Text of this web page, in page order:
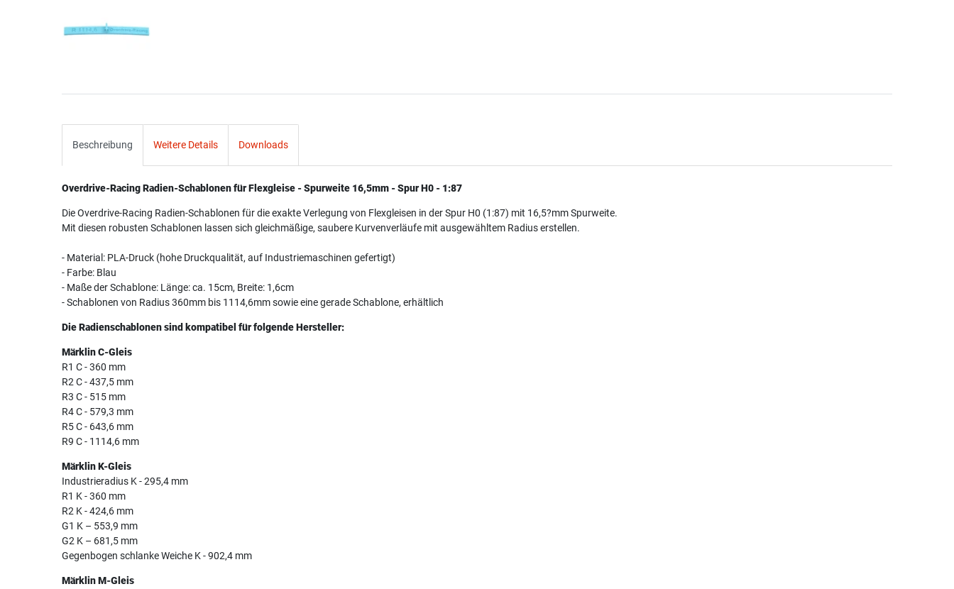
Beschreibung Weitere Details Downloads
Overdrive-Racing Radien-Schablonen für Flexgleise - Spurweite 16,5mm - Spur H0 - 1:87
Die Overdrive-Racing Radien-Schablonen für die exakte Verlegung von Flexgleisen in der Spur H0 (1:87) mit 16,5?mm Spurweite.
Mit diesen robusten Schablonen lassen sich gleichmäßige, saubere Kurvenverläufe mit ausgewähltem Radius erstellen.
- Material: PLA-Druck (hohe Druckqualität, auf Industriemaschinen gefertigt)
- Farbe: Blau
- Maße der Schablone: Länge: ca. 15cm, Breite: 1,6cm
- Schablonen von Radius 360mm bis 1114,6mm sowie eine gerade Schablone, erhältlich
Die Radienschablonen sind kompatibel für folgende Hersteller:
Märklin C-Gleis
R1 C - 360 mm
R2 C - 437,5 mm
R3 C - 515 mm
R4 C - 579,3 mm
R5 C - 643,6 mm
R9 C - 1114,6 mm
Märklin K-Gleis
Industrieradius K - 295,4 mm
R1 K - 360 mm
R2 K - 424,6 mm
G1 K – 553,9 mm
G2 K – 681,5 mm
Gegenbogen schlanke Weiche K - 902,4 mm
Märklin M-Gleis